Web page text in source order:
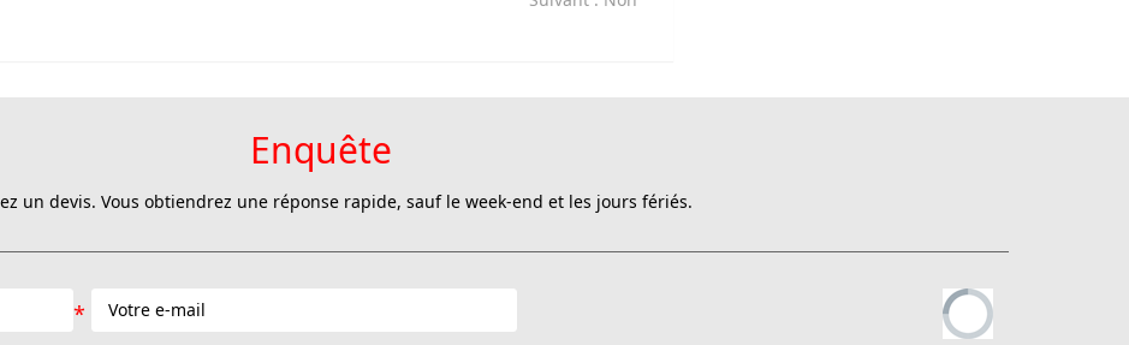
Enquête
un devis. Vous obtiendrez une réponse rapide, sauf le week-end et les jours fériés.